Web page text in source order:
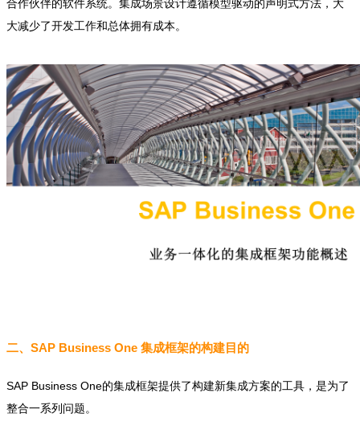
合作伙伴的软件系统。集成场景设计遵循模型驱动的声明式方法，大
大减少了开发工作和总体拥有成本。
二、SAP Business One 集成框架的构建目的
SAP Business One的集成框架提供了构建新集成方案的工具，是为了
整合一系列问题。